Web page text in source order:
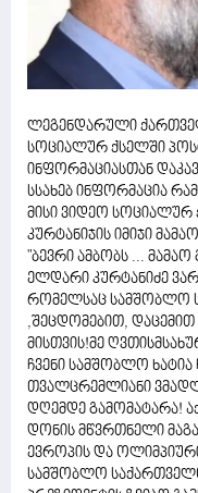
ლეგენდარული
სოციალურ ქსელში
ინფორმაციასთან
სსახებ ინფორმაცია
მისი ვიდეო სოციალურ
კურტანიჯის იმიჯი
"ბევრი ამბობს ...
ელდარი კურტანიძე
რომელსაც სამშობლო
,შეცდომებით,
მისთვის!მე
ჩვენი სამშობლო ხატია
თვალცრემლიანი
დღემდე გამომატარა!
დონის მწვრთნელი
ევროპის და
სამშობლო